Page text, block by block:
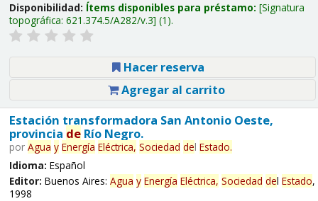
Disponibilidad: Ítems disponibles para préstamo: Signatura
topográfica: 621.374.5/A282/v.3 (1).
Hacer reserva
Agregar al carrito
Estación transformadora San Antonio Oeste,
provincia deRío Negro.
por Agua y Energía Eléctrica, Sociedad del Estado.
Idioma: Español
Editor: Buenos Aires: Agua y Energía Eléctrica, Sociedad del Estado,
1998